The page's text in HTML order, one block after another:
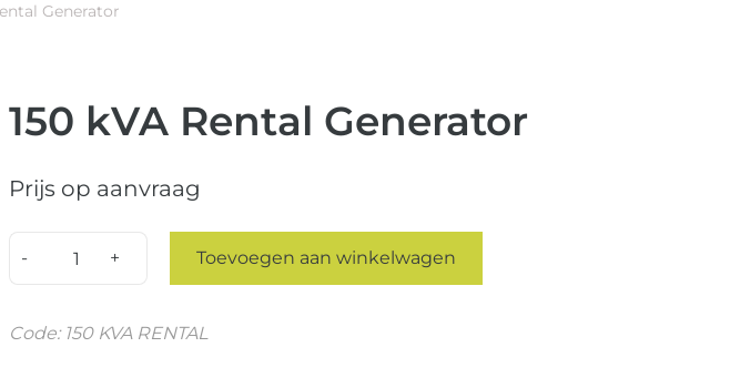
Generator
150 kVA Rental Generator
Prijs op aanvraag
Toevoegen aan winkelwagen
Code: 150 KVA RENTAL